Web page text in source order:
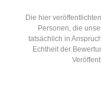
Die hier
Personen, die
tatsächlich in
Echtheit der